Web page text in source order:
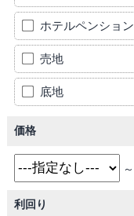
ホテルペンション
売地
底地
価格
～
利回り